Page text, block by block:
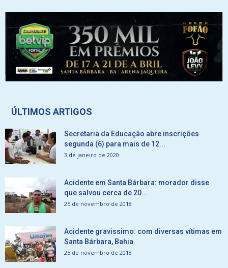
ÚLTIMOS ARTIGOS
Secretaria da Educação abre inscrições
segunda (6) para mais de 12...
3 de janeiro de 2020
Acidente em Santa Bárbara: morador disse
que salvou cerca de 20...
25 de novembro de 2018
Acidente gravissimo: com diversas vítimas em
Santa Bárbara, Bahia.
25 de novembro de 2018